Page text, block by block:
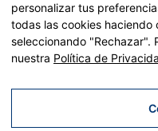
Plan de Recuperación,
Recuperación y
2021/241 del Parlamento
personalizar tus
todas las cookies haciendo
seleccionando "Rechazar".
nuestra Política de